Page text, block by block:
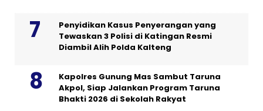
Penyidikan Kasus Penyerangan yang
Tewaskan 3 Polisi di Katingan Resmi
Diambil Alih Polda Kalteng
Kapolres Gunung Mas Sambut Taruna
Akpol, Siap Jalankan Program Taruna
Bhakti 2026 di Sekolah Rakyat